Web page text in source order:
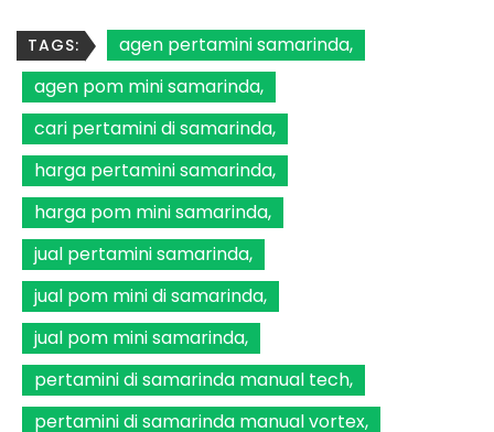
TAGS:
agen pertamini samarinda
agen pom mini samarinda
cari pertamini di samarinda
harga pertamini samarinda
harga pom mini samarinda
jual pertamini samarinda
jual pom mini di samarinda
jual pom mini samarinda
pertamini di samarinda manual tech
pertamini di samarinda manual vortex